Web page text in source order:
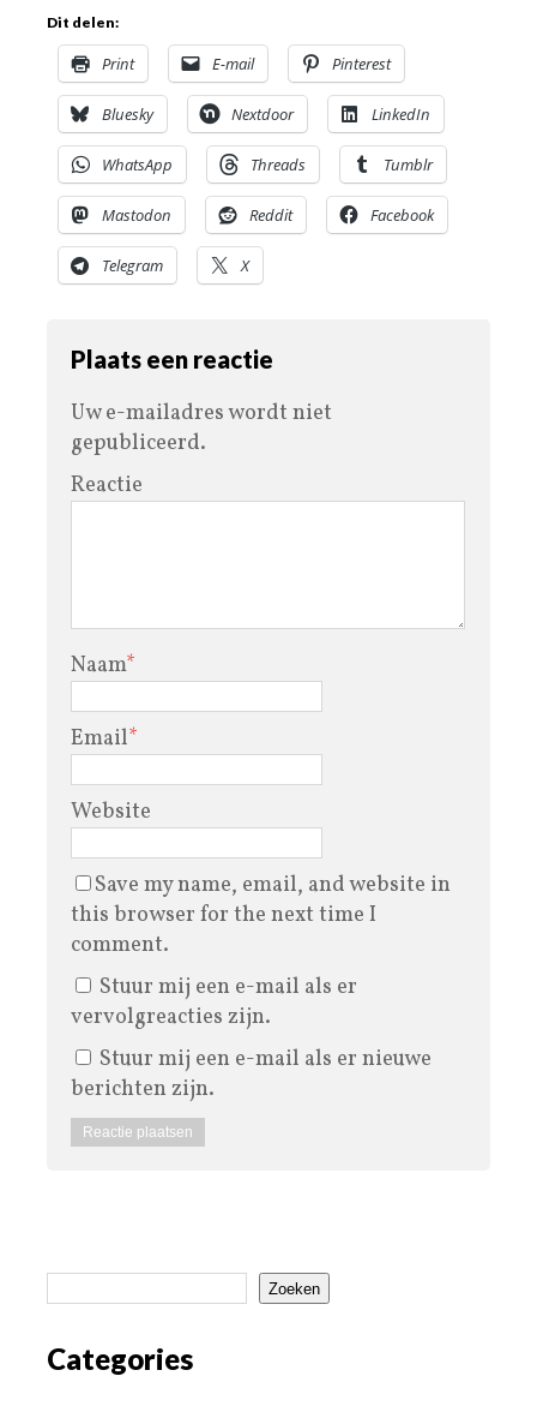
Dit delen:
Print E-mail Pinterest
Bluesky Nextdoor LinkedIn
WhatsApp Threads Tumblr
Mastodon Reddit Facebook
Telegram X
Plaats een reactie
Uw e-mailadres wordt niet
gepubliceerd.
Reactie
Naam*
Email*
Website
Save my name, email, and website in
this browser for the next time I
comment.
Stuur mij een e-mail als er
vervolgreacties zijn.
Stuur mij een e-mail als er nieuwe
berichten zijn.
Zoeken
Categories